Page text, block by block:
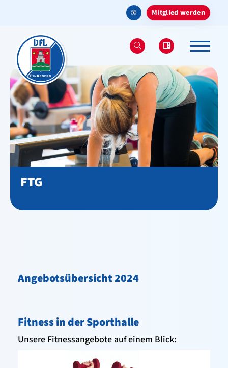
Mitglied werden
FTG
Angebotsübersicht 2024
Fitness in der Sporthalle
Unsere Fitnessangebote auf einem Blick:
Aktuelles
Verein
Sportangebote
Deinen Sport finden
Ballsport
Kindersport
Fitness in der Halle
Freizeitsport Erwachsene
Wettkampfsport